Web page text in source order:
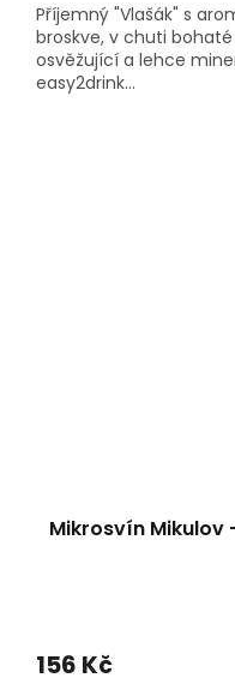
Příjemný "Vlašák" s
broskve, v chuti
osvěžující a lehce
easy2drink...
Mikrosvín Mikulov
156 Kč